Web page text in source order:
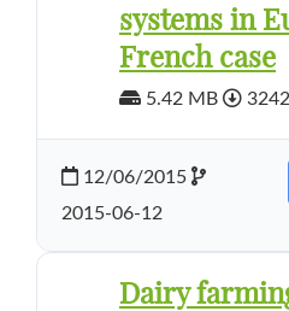
systems in
French case
5.42 MB
12/06/2015
2015-06-12
Dairy